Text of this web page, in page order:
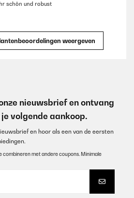
schön und robust
in a positive way.
GECONTROLEERDE BEOORDELING
weergeven
nieuwsbrief en ontvang
volgende aankoop.
en hoor als een van de eersten
combineren met andere coupons. Minimale